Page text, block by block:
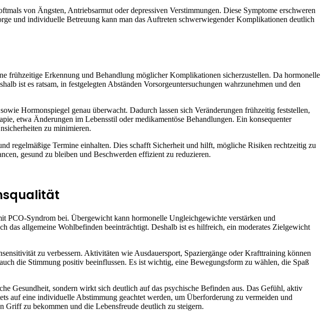
von Ängsten, Antriebsarmut oder depressiven Verstimmungen. Diese Symptome erschweren
und individuelle Betreuung kann man das Auftreten schwerwiegender Komplikationen deutlich
frühzeitige Erkennung und Behandlung möglicher Komplikationen sicherzustellen. Da hormonelle
ist es ratsam, in festgelegten Abständen Vorsorgeuntersuchungen wahrzunehmen und den
Hormonspiegel genau überwacht. Dadurch lassen sich Veränderungen frühzeitig feststellen,
etwa Änderungen im Lebensstil oder medikamentöse Behandlungen. Ein konsequenter
zu minimieren.
regelmäßige Termine einhalten. Dies schafft Sicherheit und hilft, mögliche Risiken rechtzeitig zu
gesund zu bleiben und Beschwerden effizient zu reduzieren.
PCO-Syndrom bei. Übergewicht kann hormonelle Ungleichgewichte verstärken und
das allgemeine Wohlbefinden beeinträchtigt. Deshalb ist es hilfreich, ein moderates Zielgewicht
zu verbessern. Aktivitäten wie Ausdauersport, Spaziergänge oder Krafttraining können
die Stimmung positiv beeinflussen. Es ist wichtig, eine Bewegungsform zu wählen, die Spaß
Gesundheit, sondern wirkt sich deutlich auf das psychische Befinden aus. Das Gefühl, aktiv
auf eine individuelle Abstimmung geachtet werden, um Überforderung zu vermeiden und
Griff zu bekommen und die Lebensfreude deutlich zu steigern.